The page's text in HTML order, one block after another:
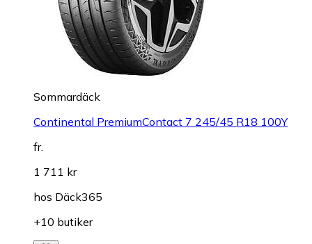
Sommardäck
Continental PremiumContact 7 245/45 R18 100Y
fr.
1 711 kr
hos Däck365
+10 butiker